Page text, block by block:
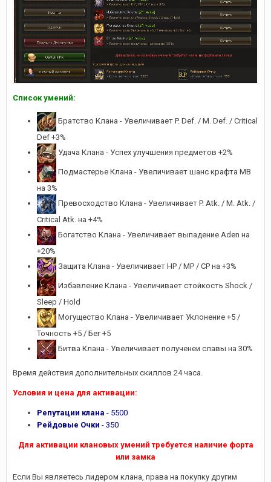
Список умений:
Братство Клана - Увеличивает P. Def. / M. Def. / Critical
Def +3%
Удача Клана - Успех улучшения предметов +2%
Подмастерье Клана - Увеличивает шанс крафта МВ
на 3%
Превосходство Клана - Увеличивает P. Atk. / M. Atk. /
Critical Atk. на +4%
Богатство Клана - Увеличивает выпадение Aden на
+20%
Защита Клана - Увеличивает HP / MP / CP на +3%
Избавление Клана - Увеличивает стойкость Shock /
Sleep / Hold
Могущество Клана - Увеличивает Уклонение +5 /
Точность +5 / Бег +5
Битва Клана - Увеличивает полученеи славы на 30%
Время действия дополнительных скиллов 24 часа.
Условия и цена для активации:
Репутации клана - 5500
Рейдовые Очки - 350
Для активации клановых умений требуется наличие форта
или замка
Если Вы являетесь лидером клана, права на покупку другим